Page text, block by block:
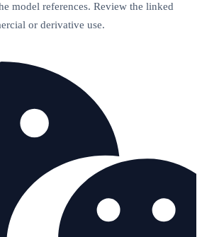
model references. Review the linked
or derivative use.